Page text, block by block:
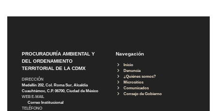
PROCURADURÍA AMBIENTAL Y
DEL ORDENAMIENTO
TERRITORIAL DE LA CDMX
DIRECCIÓN
Medellín 202, Col. Roma Sur, Alcaldía
Cuauhtémoc, C.P. 06700, Ciudad de México
WEB E-MAIL
Correo Institucional
TELÉFONO
Navegación
Inicio
Denuncia
¿Quiénes somos?
Micrositios
Comunicados
Consejo de Gobierno